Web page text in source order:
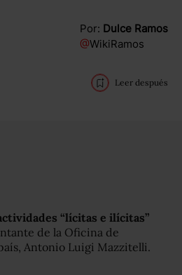
Por: Dulce Ramos
@WikiRamos
Leer después
“lícitas e ilícitas”
de la Oficina de
Antonio Luigi Mazzitelli.